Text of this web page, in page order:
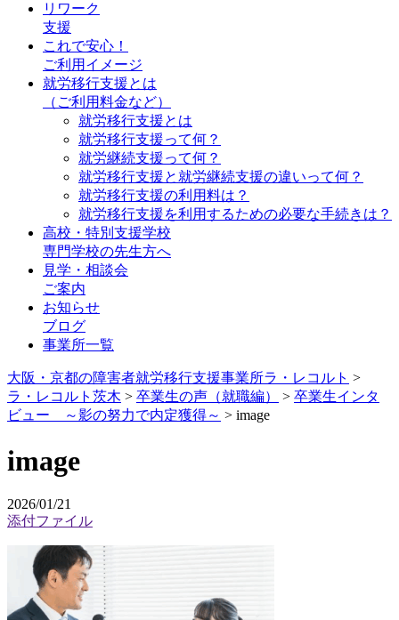
リワーク
支援
これで安心！
ご利用イメージ
就労移行支援とは
（ご利用料金など）
就労移行支援とは
就労移行支援って何？
就労継続支援って何？
就労移行支援と就労継続支援の違いって何？
就労移行支援の利用料は？
就労移行支援を利用するための必要な手続きは？
高校・特別支援学校
専門学校の先生方へ
見学・相談会
ご案内
お知らせ
ブログ
事業所一覧
大阪・京都の障害者就労移行支援事業所ラ・レコルト >
ラ・レコルト茨木 > 卒業生の声（就職編） > 卒業生インタ
ビュー ～影の努力で内定獲得～ > image
image
2026/01/21
添付ファイル